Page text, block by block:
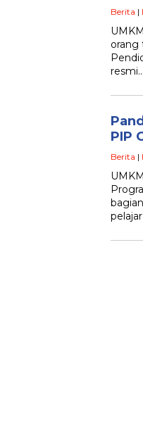
Berita |
orang
resmi…
PIP
Berita |